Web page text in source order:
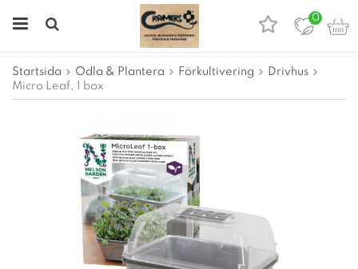
0
Startsida Odla & Plantera Förkultivering
Drivhus
Micro Leaf, 1 box